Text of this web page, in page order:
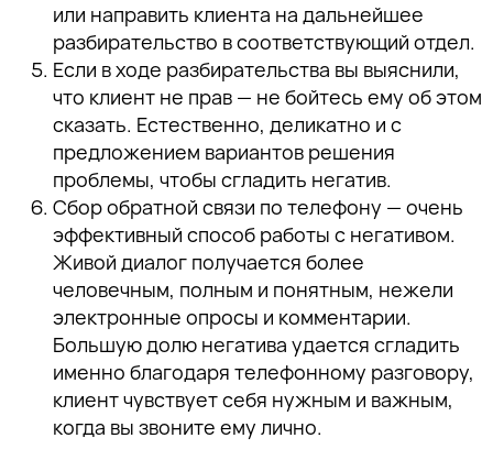
или направить клиента на дальнейшее
разбирательство в соответствующий отдел.
Если в ходе разбирательства вы выяснили,
что клиент не прав — не бойтесь ему об этом
сказать. Естественно, деликатно и с
предложением вариантов решения
проблемы, чтобы сгладить негатив.
Сбор обратной связи по телефону — очень
эффективный способ работы с негативом.
Живой диалог получается более
человечным, полным и понятным, нежели
электронные опросы и комментарии.
Большую долю негатива удается сгладить
именно благодаря телефонному разговору,
клиент чувствует себя нужным и важным,
когда вы звоните ему лично.